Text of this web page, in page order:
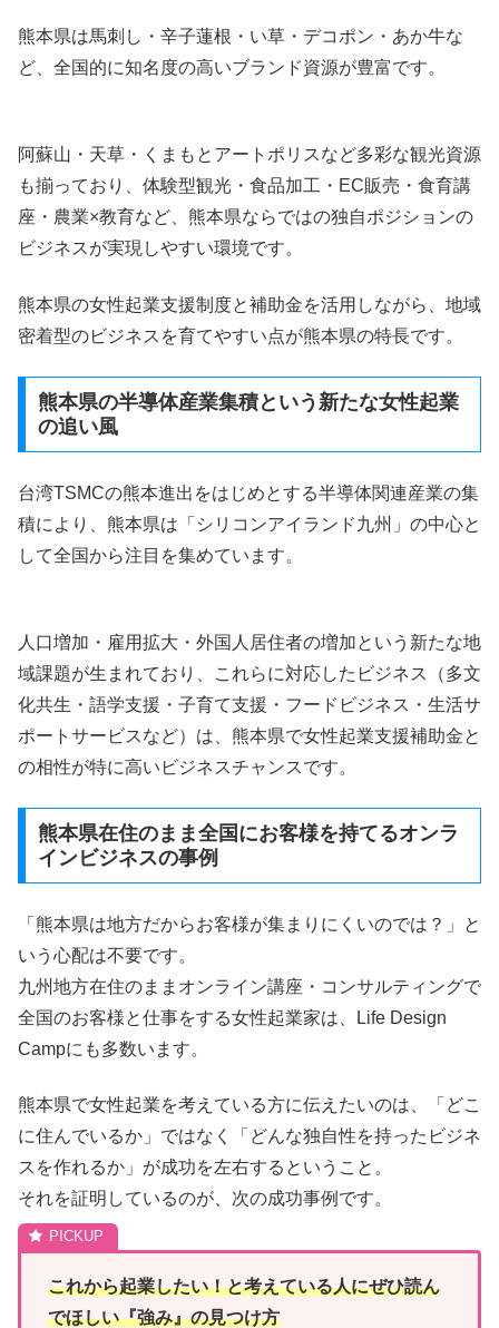
熊本県は馬刺し・辛子蓮根・い草・デコポン・あか牛な
ど、全国的に知名度の高いブランド資源が豊富です。
阿蘇山・天草・くまもとアートポリスなど多彩な観光資源
も揃っており、体験型観光・食品加工・EC販売・食育講
座・農業×教育など、熊本県ならではの独自ポジションの
ビジネスが実現しやすい環境です。
熊本県の女性起業支援制度と補助金を活用しながら、地域
密着型のビジネスを育てやすい点が熊本県の特長です。
熊本県の半導体産業集積という新たな女性起業
の追い風
台湾TSMCの熊本進出をはじめとする半導体関連産業の集
積により、熊本県は「シリコンアイランド九州」の中心と
して全国から注目を集めています。
人口増加・雇用拡大・外国人居住者の増加という新たな地
域課題が生まれており、これらに対応したビジネス（多文
化共生・語学支援・子育て支援・フードビジネス・生活サ
ポートサービスなど）は、熊本県で女性起業支援補助金と
の相性が特に高いビジネスチャンスです。
熊本県在住のまま全国にお客様を持てるオンラ
インビジネスの事例
「熊本県は地方だからお客様が集まりにくいのでは？」と
いう心配は不要です。
九州地方在住のままオンライン講座・コンサルティングで
全国のお客様と仕事をする女性起業家は、Life Design
Campにも多数います。
熊本県で女性起業を考えている方に伝えたいのは、「どこ
に住んでいるか」ではなく「どんな独自性を持ったビジネ
スを作れるか」が成功を左右するということ。
それを証明しているのが、次の成功事例です。
これから起業したい！と考えている人にぜひ読ん
でほしい『強み』の見つけ方